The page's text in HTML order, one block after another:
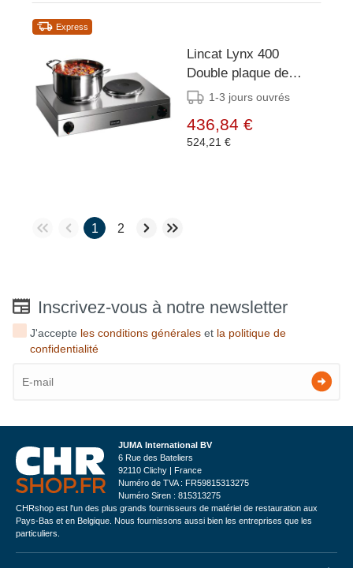
Express
Lincat Lynx 400
Double plaque de
cuisson électrique
565x400x (H) 120mm
1-3 jours ouvrés
436,84 €
524,21 €
1 2
Inscrivez-vous à notre newsletter
J'accepte les conditions générales et la politique de
confidentialité
JUMA International BV
6 Rue des Bateliers
92110 Clichy | France
Numéro de TVA : FR59815313275
Numéro Siren : 815313275
CHRshop est l'un des plus grands fournisseurs de matériel de restauration aux
Pays-Bas et en Belgique. Nous fournissons aussi bien les entreprises que les
particuliers.